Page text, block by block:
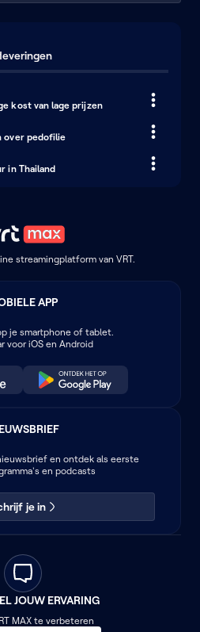
kost van lage prijzen
over pedofilie
in Thailand
streamingplatform van VRT.
APP
je smartphone of tablet.
voor iOS en Android
en ontdek als eerste
en podcasts
je in
JOUW ERVARING
MAX te verbeteren